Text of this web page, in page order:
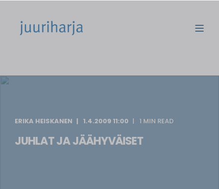
ERIKA HEISKANEN 1.4.2009 11:00 1 MIN READ
JUHLAT JA JÄÄHYVÄISET